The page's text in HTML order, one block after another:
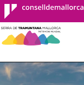
Consell de
Mallorca